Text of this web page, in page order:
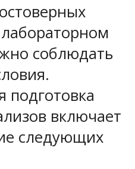
соблюдать
подготовка
включает
следующих